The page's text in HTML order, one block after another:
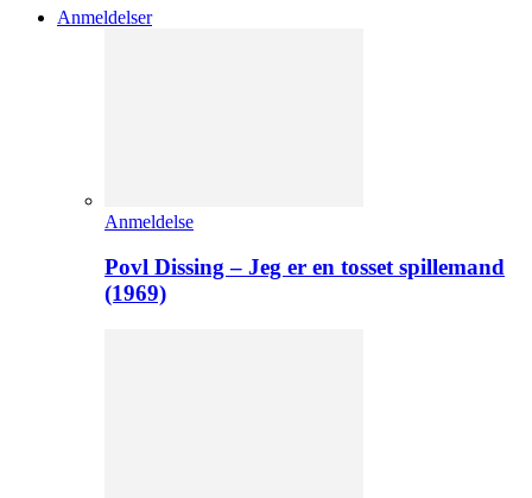
Anmeldelser
Anmeldelse
Povl Dissing – Jeg er en tosset spillemand
(1969)